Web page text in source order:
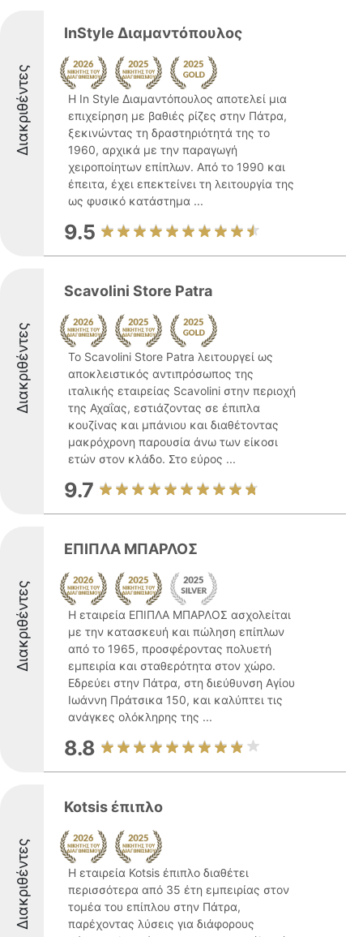
Διακριθέντες
InStyle Διαμαντόπουλος
Η In Style Διαμαντόπουλος αποτελεί μια
επιχείρηση με βαθιές ρίζες στην Πάτρα,
ξεκινώντας τη δραστηριότητά της το
1960, αρχικά με την παραγωγή
χειροποίητων επίπλων. Από το 1990 και
έπειτα, έχει επεκτείνει τη λειτουργία της
ως φυσικό κατάστημα ...
9.5
Διακριθέντες
Scavolini Store Patra
Το Scavolini Store Patra λειτουργεί ως
αποκλειστικός αντιπρόσωπος της
ιταλικής εταιρείας Scavolini στην περιοχή
της Αχαΐας, εστιάζοντας σε έπιπλα
κουζίνας και μπάνιου και διαθέτοντας
μακρόχρονη παρουσία άνω των είκοσι
ετών στον κλάδο. Στο εύρος ...
9.7
Διακριθέντες
ΕΠΙΠΛΑ ΜΠΑΡΛΟΣ
Η εταιρεία ΕΠΙΠΛΑ ΜΠΑΡΛΟΣ ασχολείται
με την κατασκευή και πώληση επίπλων
από το 1965, προσφέροντας πολυετή
εμπειρία και σταθερότητα στον χώρο.
Εδρεύει στην Πάτρα, στη διεύθυνση Αγίου
Ιωάννη Πράτσικα 150, και καλύπτει τις
ανάγκες ολόκληρης της ...
8.8
Διακριθέντες
Kotsis έπιπλο
Η εταιρεία Kotsis έπιπλο διαθέτει
περισσότερα από 35 έτη εμπειρίας στον
τομέα του επίπλου στην Πάτρα,
παρέχοντας λύσεις για διάφορους